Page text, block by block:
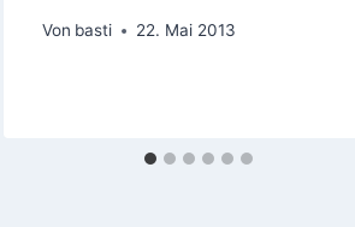
Von basti 22. Mai 2013